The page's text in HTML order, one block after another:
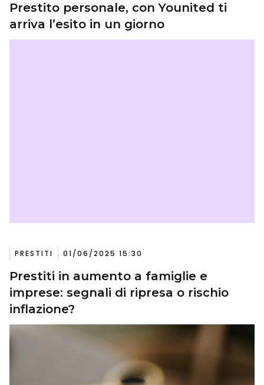
Prestito personale, con Younited ti
arriva l’esito in un giorno
PRESTITI 01/06/2025 15:30
Prestiti in aumento a famiglie e
imprese: segnali di ripresa o rischio
inflazione?